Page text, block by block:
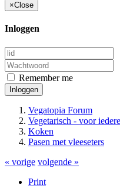
×Close
Inloggen
Remember me
Inloggen
Vegatopia Forum
Vegetarisch - voor
Koken
Pasen met vleeseters
« vorige volgende »
Print